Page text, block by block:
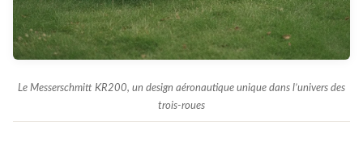
Le Messerschmitt KR200, un design aéronautique unique dans l’univers des
trois-roues